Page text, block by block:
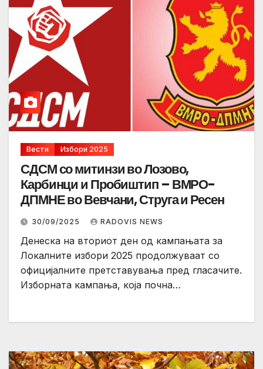
Вести Избори 2025
СДСМ со митинзи во Лозово,
Карбинци и Пробиштип – ВМРО-
ДПМНЕ во Вевчани, Струга и Ресен
30/09/2025 RADOVIS NEWS
Денеска на вториот ден од кампањата за
Локалните избори 2025 продолжуваат со
официјалните претставувања пред гласачите.
Изборната кампања, која почна…